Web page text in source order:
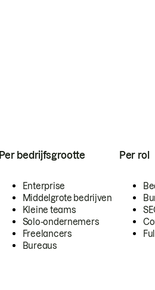
Per bedrijfsgrootte
Enterprise
Middelgrote bedrijven
Kleine teams
Solo-ondernemers
Freelancers
Bureaus
Per rol